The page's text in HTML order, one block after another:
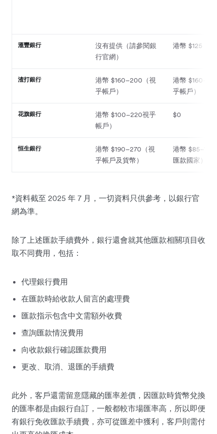
滙豐銀行
沒有提供（請參閱銀
行官網）
港幣 $125
渣打銀行
港幣 $160–200（視
乎帳戶）
港幣
乎帳戶）
花旗銀行
港幣 $100–220視乎
帳戶）
$0
恒生銀行
港幣 $190–270（視
乎帳戶及貨幣）
港幣 $85–125
匯款國家）
*資料截至 2025 年 7 月，一切資料只供參考，以銀行官
網為準。
除了上述匯款手續費外，銀行還會就其他匯款相關項目收
取不同費用，包括：
代理銀行費用
在匯款時給收款人留言的處理費
匯款指示包含中文需額外收費
查詢匯款情況費用
向收款銀行確認匯款費用
更改、取消、退匯的手續費
此外，客戶還需留意隱藏的匯率差價，因匯款時貨幣兌換
的匯率都是由銀行自訂，一般都較市場匯率高，所以即便
有銀行免收匯款手續費，亦可從匯差中獲利，客戶則需付